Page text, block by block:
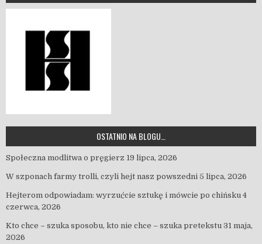
OSTATNIO NA BLOGU…
Społeczna modlitwa o pręgierz 19 lipca, 2026
W szponach farmy trolli, czyli hejt nasz powszedni 5 lipca, 2026
Hejterom odpowiadam: wyrzućcie sztukę i mówcie po chińsku 4
czerwca, 2026
Kto chce – szuka sposobu, kto nie chce – szuka pretekstu 31 maja,
2026